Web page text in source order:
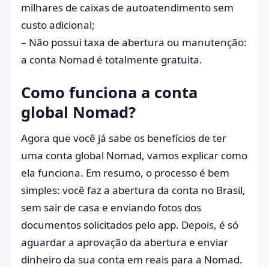
milhares de caixas de autoatendimento sem
custo adicional;
– Não possui taxa de abertura ou manutenção:
a conta Nomad é totalmente gratuita.
Como funciona a conta
global Nomad?
Agora que você já sabe os benefícios de ter
uma conta global Nomad, vamos explicar como
ela funciona. Em resumo, o processo é bem
simples: você faz a abertura da conta no Brasil,
sem sair de casa e enviando fotos dos
documentos solicitados pelo app. Depois, é só
aguardar a aprovação da abertura e enviar
dinheiro da sua conta em reais para a Nomad.